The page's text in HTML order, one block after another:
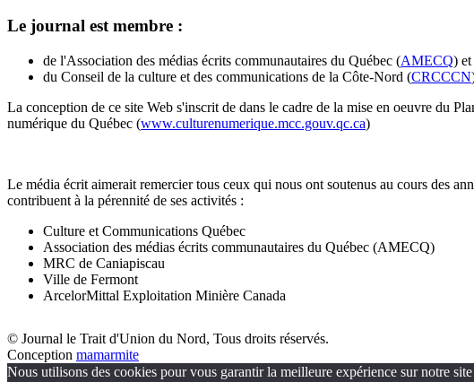
Le journal est membre :
de l'Association des médias écrits communautaires du Québec (AMECQ) et
du Conseil de la culture et des communications de la Côte-Nord (CRCCCN
La conception de ce site Web s'inscrit de dans le cadre de la mise en oeuvre du
numérique du Québec (www.culturenumerique.mcc.gouv.qc.ca)
Le média écrit aimerait remercier tous ceux qui nous ont soutenus au cours des
contribuent à la pérennité de ses activités :
Culture et Communications Québec
Association des médias écrits communautaires du Québec (AMECQ)
MRC de Caniapiscau
Ville de Fermont
ArcelorMittal Exploitation Minière Canada
© Journal le Trait d'Union du Nord, Tous droits réservés.
Conception mamarmite
Nous utilisons des cookies pour vous garantir la meilleure expérience sur notre